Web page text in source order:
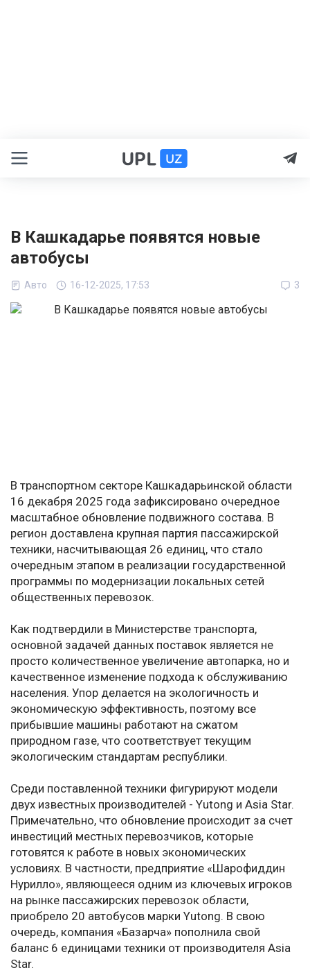
В Кашкадарье появятся новые
автобусы
Авто 16-12-2025, 17:53 3
В транспортном секторе Кашкадарьинской области
16 декабря 2025 года зафиксировано очередное
масштабное обновление подвижного состава. В
регион доставлена крупная партия пассажирской
техники, насчитывающая 26 единиц, что стало
очередным этапом в реализации государственной
программы по модернизации локальных сетей
общественных перевозок.
Как подтвердили в Министерстве транспорта,
основной задачей данных поставок является не
просто количественное увеличение автопарка, но и
качественное изменение подхода к обслуживанию
населения. Упор делается на экологичность и
экономическую эффективность, поэтому все
прибывшие машины работают на сжатом
природном газе, что соответствует текущим
экологическим стандартам республики.
Среди поставленной техники фигурируют модели
двух известных производителей - Yutong и Asia Star.
Примечательно, что обновление происходит за счет
инвестиций местных перевозчиков, которые
готовятся к работе в новых экономических
условиях. В частности, предприятие «Шарофиддин
Нурилло», являющееся одним из ключевых игроков
на рынке пассажирских перевозок области,
приобрело 20 автобусов марки Yutong. В свою
очередь, компания «Базарча» пополнила свой
баланс 6 единицами техники от производителя Asia
Star.